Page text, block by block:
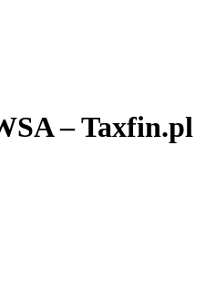
– Taxfin.pl